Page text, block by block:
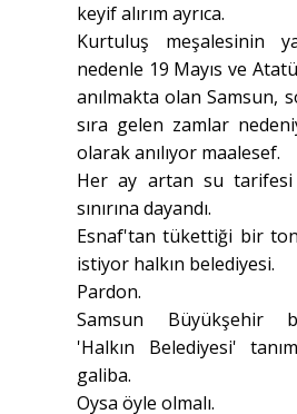
keyif alırım ayrıca.
Kurtuluş meşalesinin
nedenle 19 Mayıs ve
anılmakta olan Samsun,
sıra gelen zamlar
olarak anılıyor maalesef.
Her ay artan su
sınırına dayandı.
Esnaf'tan tükettiği bir
istiyor halkın belediyesi.
Pardon.
Samsun Büyükşehir
'Halkın Belediyesi'
galiba.
Oysa öyle olmalı.